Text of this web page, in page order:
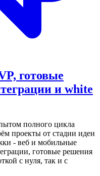
готовые
и white
полного цикла
проекты от стадии идеи
- веб и мобильные
готовые решения
с нуля, так и с